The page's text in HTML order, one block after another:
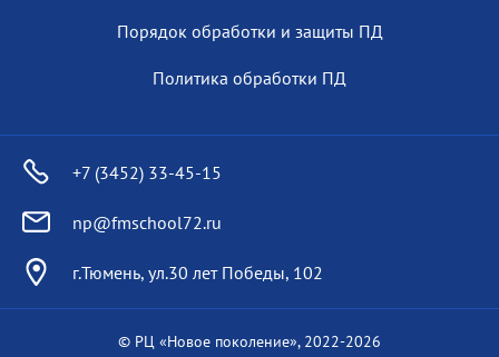
Порядок обработки и защиты ПД
Политика обработки ПД
+7 (3452) 33-45-15
np@fmschool72.ru
г.Тюмень, ул.30 лет Победы, 102
© РЦ «Новое поколение», 2022-2026